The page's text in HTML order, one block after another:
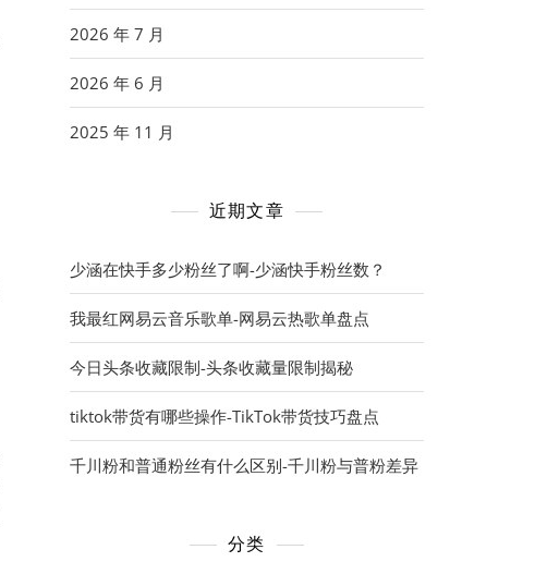
2026 年 7 月
2026 年 6 月
2025 年 11 月
近期文章
少涵在快手多少粉丝了啊-少涵快手粉丝数？
我最红网易云音乐歌单-网易云热歌单盘点
今日头条收藏限制-头条收藏量限制揭秘
tiktok带货有哪些操作-TikTok带货技巧盘点
千川粉和普通粉丝有什么区别-千川粉与普粉差异
分类